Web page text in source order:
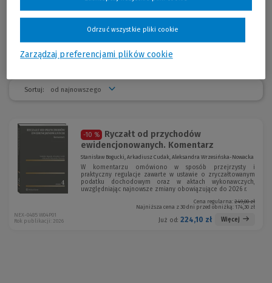
postępowania administracyjnego, a także postępowania
cywilnego postępowania egzekucyjnego.
Sortuj:
-10 %
Ryczałt od przychodów
ewidencjonowanych. Komentarz
Stanisław Bogucki, Arkadiusz Cudak, Aleksandra Wrzesińska-Nowacka
W komentarzu omówiono w sposób przejrzysty i
praktyczny regulacje zawarte w ustawie o zryczałtowanym
podatku dochodowym oraz w aktach wykonawczych,
uwzględniając najnowsze zmiany obowiązujące do 2026 r.
Cena regularna: 249,00 zł
Najniższa cena z 30 dni przed obniżką: 174,30 zł
Już od: 224,10 zł Więcej
NEX-0485 W04P01
Rok publikacji: 2026
Zarządzaj preferencjami plików cookie
Odrzuć wszystkie pliki cookie